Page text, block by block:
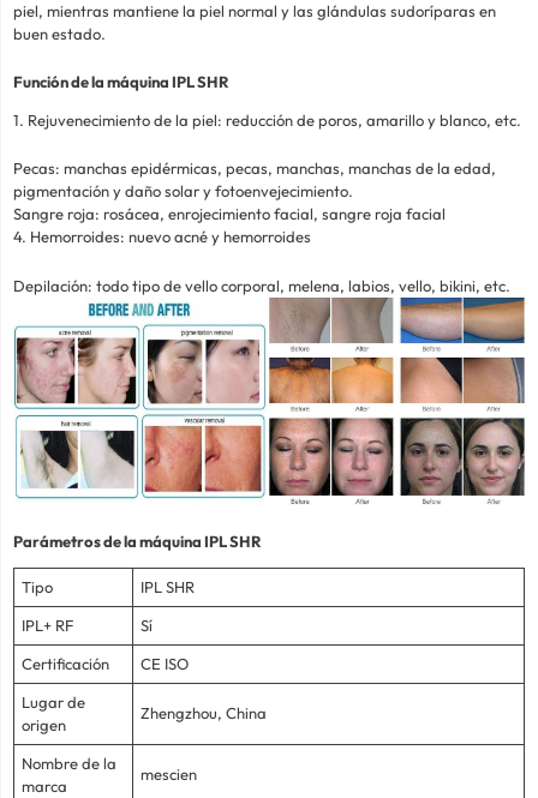
piel, mientras mantiene la piel normal y las glándulas sudoríparas en
buen estado.
Función de la máquina IPL SHR
1. Rejuvenecimiento de la piel: reducción de poros, amarillo y blanco, etc.
Pecas: manchas epidérmicas, pecas, manchas, manchas de la edad,
pigmentación y daño solar y fotoenvejecimiento.
Sangre roja: rosácea, enrojecimiento facial, sangre roja facial
4. Hemorroides: nuevo acné y hemorroides
Depilación: todo tipo de vello corporal, melena, labios, vello, bikini, etc.
Parámetros de la máquina IPL SHR
Tipo
IPL SHR
IPL+ RF
Sí
Certificación
CE ISO
Lugar de
origen
Zhengzhou, China
Nombre de la
marca
mescien